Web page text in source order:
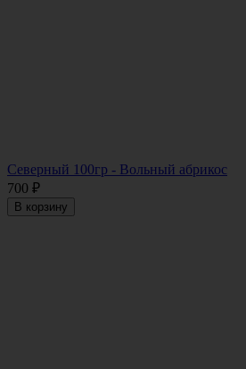
Северный 100гр - Вольный абрикос
700 ₽
В корзину